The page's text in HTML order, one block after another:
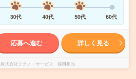
30代 40代 50代 60代
応募へ進む 詳しく見る
株式会社テクノ・サービス 採用担当